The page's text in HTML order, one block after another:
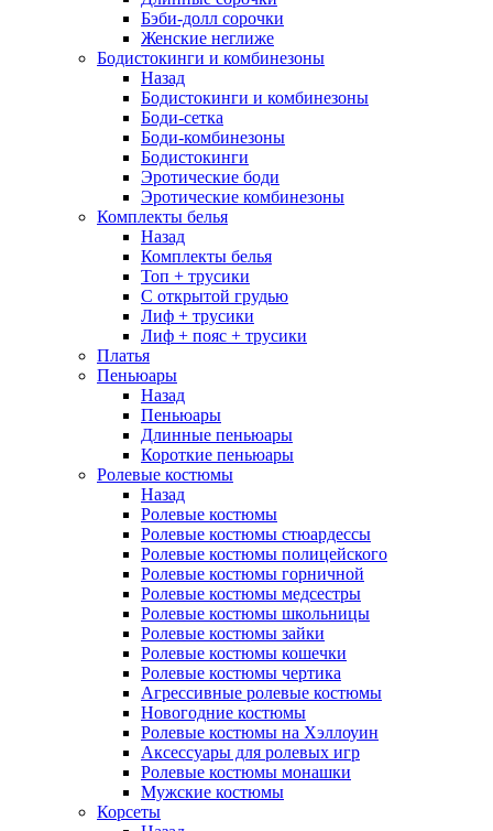
Бэби-долл сорочки
Женские неглиже
Бодистокинги и комбинезоны
Назад
Бодистокинги и комбинезоны
Боди-сетка
Боди-комбинезоны
Бодистокинги
Эротические боди
Эротические комбинезоны
Комплекты белья
Назад
Комплекты белья
Топ + трусики
С открытой грудью
Лиф + трусики
Лиф + пояс + трусики
Платья
Пеньюары
Назад
Пеньюары
Длинные пеньюары
Короткие пеньюары
Ролевые костюмы
Назад
Ролевые костюмы
Ролевые костюмы стюардессы
Ролевые костюмы полицейского
Ролевые костюмы горничной
Ролевые костюмы медсестры
Ролевые костюмы школьницы
Ролевые костюмы зайки
Ролевые костюмы кошечки
Ролевые костюмы чертика
Агрессивные ролевые костюмы
Новогодние костюмы
Ролевые костюмы на Хэллоуин
Аксессуары для ролевых игр
Ролевые костюмы монашки
Мужские костюмы
Корсеты